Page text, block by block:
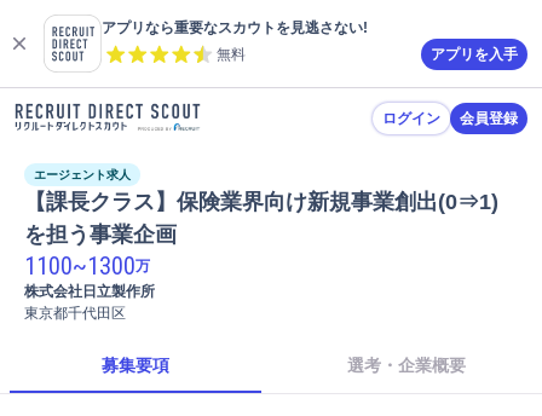
アプリなら重要なスカウトを見逃さない!
無料
アプリを入手
ログイン 会員登録
エージェント求人
【課長クラス】保険業界向け新規事業創出(0⇒1)
を担う事業企画
1100~1300万
株式会社日立製作所
東京都千代田区
募集要項 選考・企業概要